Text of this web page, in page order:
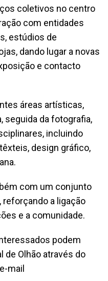
coletivos no centro
com entidades
estúdios de
dando lugar a novas
e contacto
áreas artísticas,
seguida da fotografia,
incluindo
design gráfico,
com um conjunto
reforçando a ligação
e a comunidade.
podem
de Olhão através do
mail